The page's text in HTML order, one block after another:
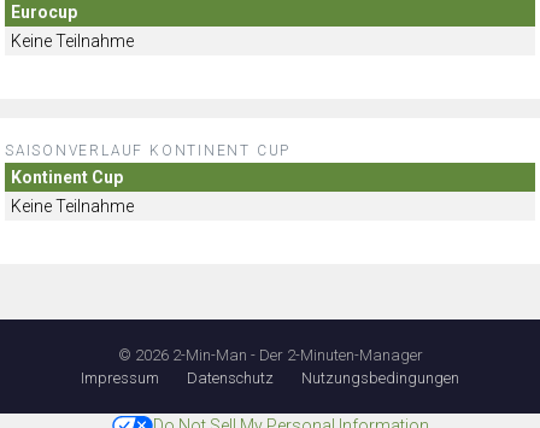
Eurocup
Keine Teilnahme
SAISONVERLAUF KONTINENT CUP
Kontinent Cup
Keine Teilnahme
© 2026 2-Min-Man - Der 2-Minuten-Manager
Impressum
Datenschutz Nutzungsbedingungen